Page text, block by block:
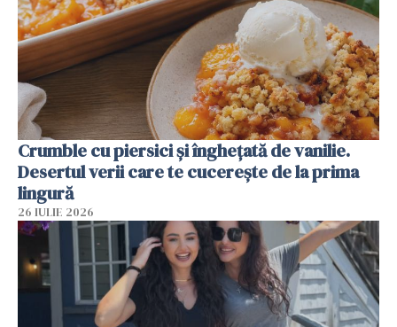
Crumble cu piersici și înghețată de vanilie.
Desertul verii care te cucerește de la prima
lingură
26 IULIE 2026